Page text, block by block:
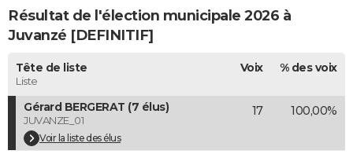
CARTE DE VOEUX
Carte de Noël
Carte Bonne année
Carte Saint-Valentin
Carte Pâques
Carte d'anniversaire
DICTIONNAIRE
Dictionnaire
Biographies
Citations
Expressions
Proverbes
PROGRAMME TV
COPAINS D'AVANT
S'inscrire
Se connecter
Lycées
Collèges
Primaires
Universités
Entreprises
Service militaire
Avis de recherche
AVIS DE DÉCÈS
Résultat de l'élection municipale 2026 à
Juvanzé [DEFINITIF]
Tête de liste
Liste
Voix % des voix
Gérard BERGERAT (7 élus)
JUVANZE_01
Voir la liste des élus
17 100,00%